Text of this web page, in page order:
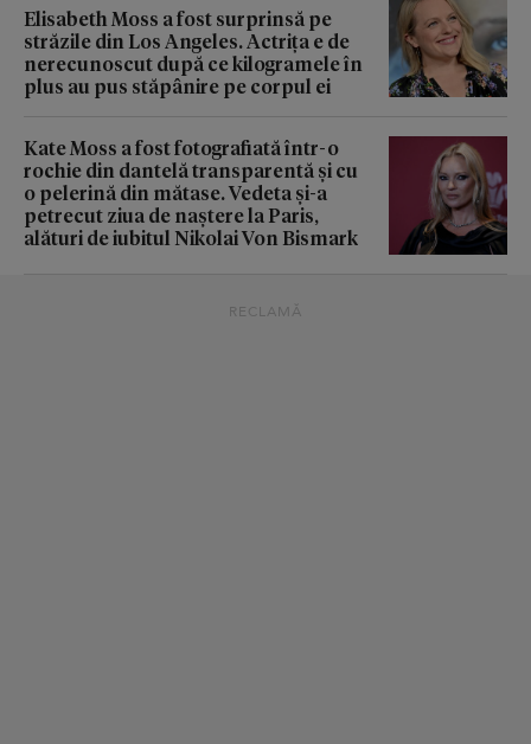
Elisabeth Moss a fost surprinsă pe
străzile din Los Angeles. Actrița e de
nerecunoscut după ce kilogramele în
plus au pus stăpânire pe corpul ei
Kate Moss a fost fotografiată într-o
rochie din dantelă transparentă și cu
o pelerină din mătase. Vedeta și-a
petrecut ziua de naștere la Paris,
alături de iubitul Nikolai Von Bismark
RECLAMĂ